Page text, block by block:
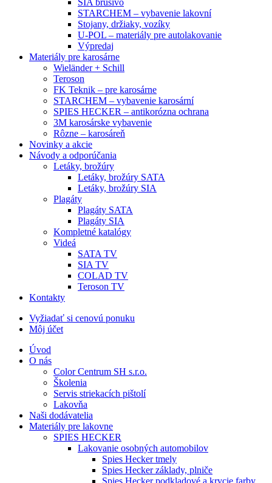
SIA brúsivo
STARCHEM – vybavenie lakovní
Stojany, držiaky, vozíky
U-POL – materiály pre autolakovanie
Výpredaj
Materiály pre karosárne
Wieländer + Schill
Teroson
FK Teknik – pre karosárne
STARCHEM – vybavenie karosární
SPIES HECKER – antikorózna ochrana
3M karosárske vybavenie
Rôzne – karosáreň
Novinky a akcie
Návody a odporúčania
Letáky, brožúry
Letáky, brožúry SATA
Letáky, brožúry SIA
Plagáty
Plagáty SATA
Plagáty SIA
Kompletné katalógy
Videá
SATA TV
SIA TV
COLAD TV
Teroson TV
Kontakty
Vyžiadať si cenovú ponuku
Môj účet
Úvod
O nás
Color Centrum SH s.r.o.
Školenia
Servis striekacích pištolí
Lakovňa
Naši dodávatelia
Materiály pre lakovne
SPIES HECKER
Lakovanie osobných automobilov
Spies Hecker tmely
Spies Hecker základy, plniče
Spies Hecker podkladové a krycie farby